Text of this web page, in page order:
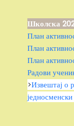
Школска
План
План
План
Радови
>Извештај о